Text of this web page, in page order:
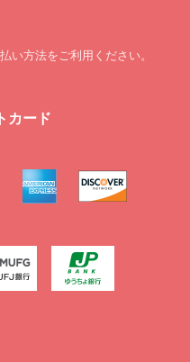
い方法をご利用ください。
カード